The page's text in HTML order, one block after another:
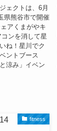
ェクトは、6月
県熊谷市で開催
アくまがやキ
ンを消して星
ね！星川でク
ントブース
涼み」イベン
fitness